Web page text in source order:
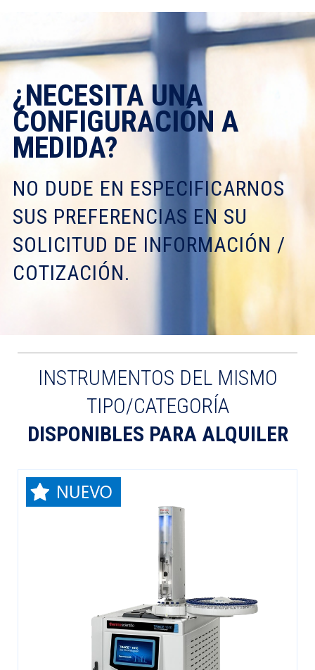
¿NECESITA UNA
CONFIGURACIÓN A
MEDIDA?
NO DUDE EN ESPECIFICARNOS
SUS PREFERENCIAS EN SU
SOLICITUD DE INFORMACIÓN /
COTIZACIÓN.
INSTRUMENTOS DEL MISMO
TIPO/CATEGORÍA
DISPONIBLES PARA ALQUILER